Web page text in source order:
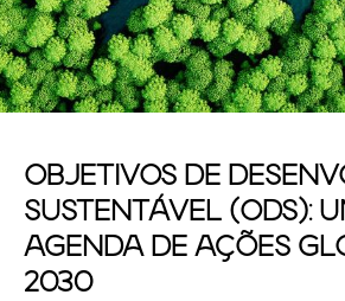
OBJETIVOS DE
SUSTENTÁVEL (ODS):
AGENDA DE AÇÕES
2030